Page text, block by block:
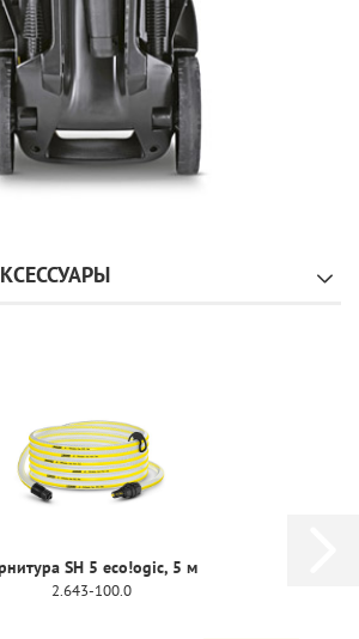
SH 5 eco!ogic, 5 м
2.643-100.0